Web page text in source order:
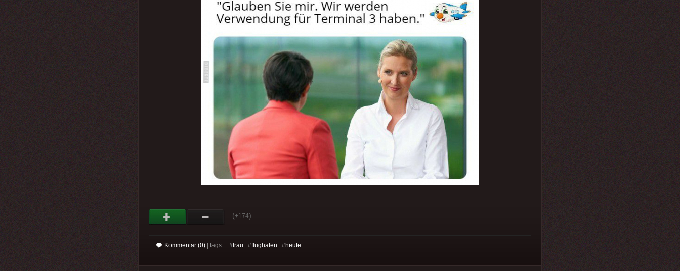
(+174)
Kommentar (0) | tags: #frau #flughafen #heute